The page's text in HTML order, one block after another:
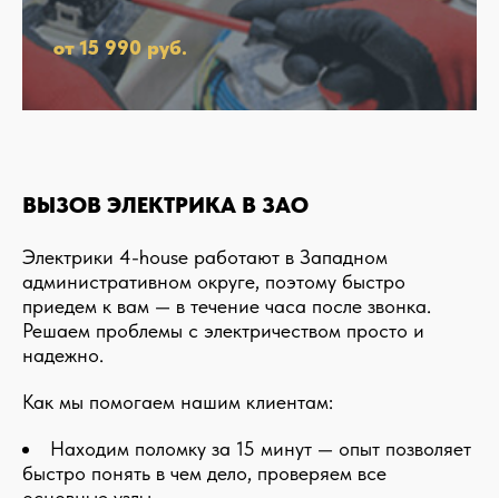
от 15 990 руб.
ВЫЗОВ ЭЛЕКТРИКА В ЗАО
Электрики 4-house работают в Западном
административном округе, поэтому быстро
приедем к вам — в течение часа после звонка.
Решаем проблемы с электричеством просто и
надежно.
Как мы помогаем нашим клиентам:
Находим поломку за 15 минут — опыт позволяет
быстро понять в чем дело, проверяем все